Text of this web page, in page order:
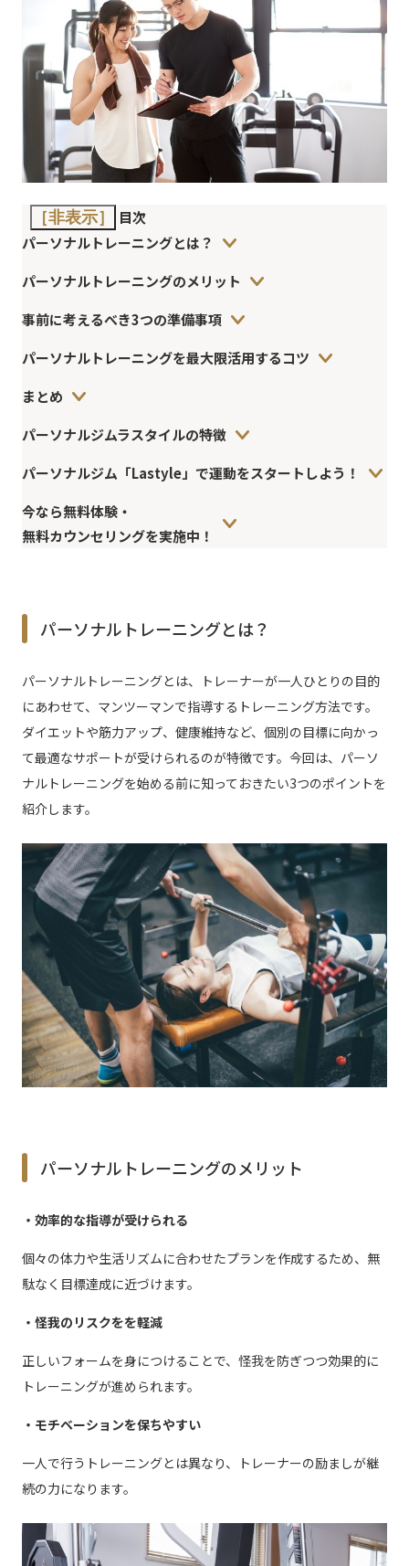
［非表示］
目次
パーソナルトレーニングとは？
パーソナルトレーニングのメリット
事前に考えるべき3つの準備事項
パーソナルトレーニングを最大限活用するコツ
まとめ
パーソナルジムラスタイルの特徴
パーソナルジム「Lastyle」で運動をスタートしよう！
今なら無料体験・
無料カウンセリングを実施中！
パーソナルトレーニングとは？
パーソナルトレーニングとは、トレーナーが一人ひとりの目的
にあわせて、マンツーマンで指導するトレーニング方法です。
ダイエットや筋力アップ、健康維持など、個別の目標に向かっ
て最適なサポートが受けられるのが特徴です。今回は、パーソ
ナルトレーニングを始める前に知っておきたい3つのポイントを
紹介します。
パーソナルトレーニングのメリット
・効率的な指導が受けられる
個々の体力や生活リズムに合わせたプランを作成するため、無
駄なく目標達成に近づけます。
・怪我のリスクをを軽減
正しいフォームを身につけることで、怪我を防ぎつつ効果的に
トレーニングが進められます。
・モチベーションを保ちやすい
一人で行うトレーニングとは異なり、トレーナーの励ましが継
続の力になります。